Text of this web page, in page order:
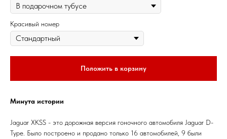
Красивый номер
Положить в корзину
Минута истории
Jaguar XKSS - это дорожная версия гоночного автомобиля Jaguar D-
Type. Было построено и продано только 16 автомобилей, 9 были